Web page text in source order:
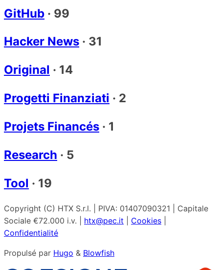
GitHub · 99
Hacker News · 31
Original · 14
Progetti Finanziati · 2
Projets Financés · 1
Research · 5
Tool · 19
Copyright (C) HTX S.r.l. | PIVA: 01407090321 | Capitale
Sociale €72.000 i.v. | htx@pec.it Cookies
Confidentialité
Propulsé par Hugo & Blowfish